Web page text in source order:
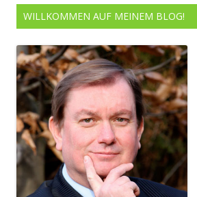
WILLKOMMEN AUF MEINEM BLOG!